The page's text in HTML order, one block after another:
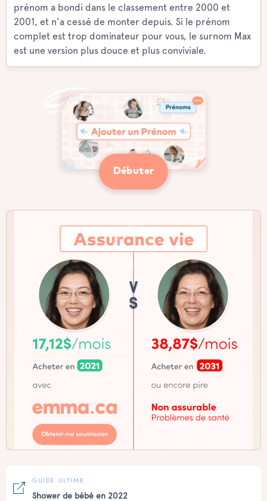
prénom a bondi dans le classement entre 2000 et
2001, et n'a cessé de monter depuis. Si le prénom
complet est trop dominateur pour vous, le surnom Max
est une version plus douce et plus conviviale.
Débuter
GUIDE ULTIME
Shower de bébé en 2022